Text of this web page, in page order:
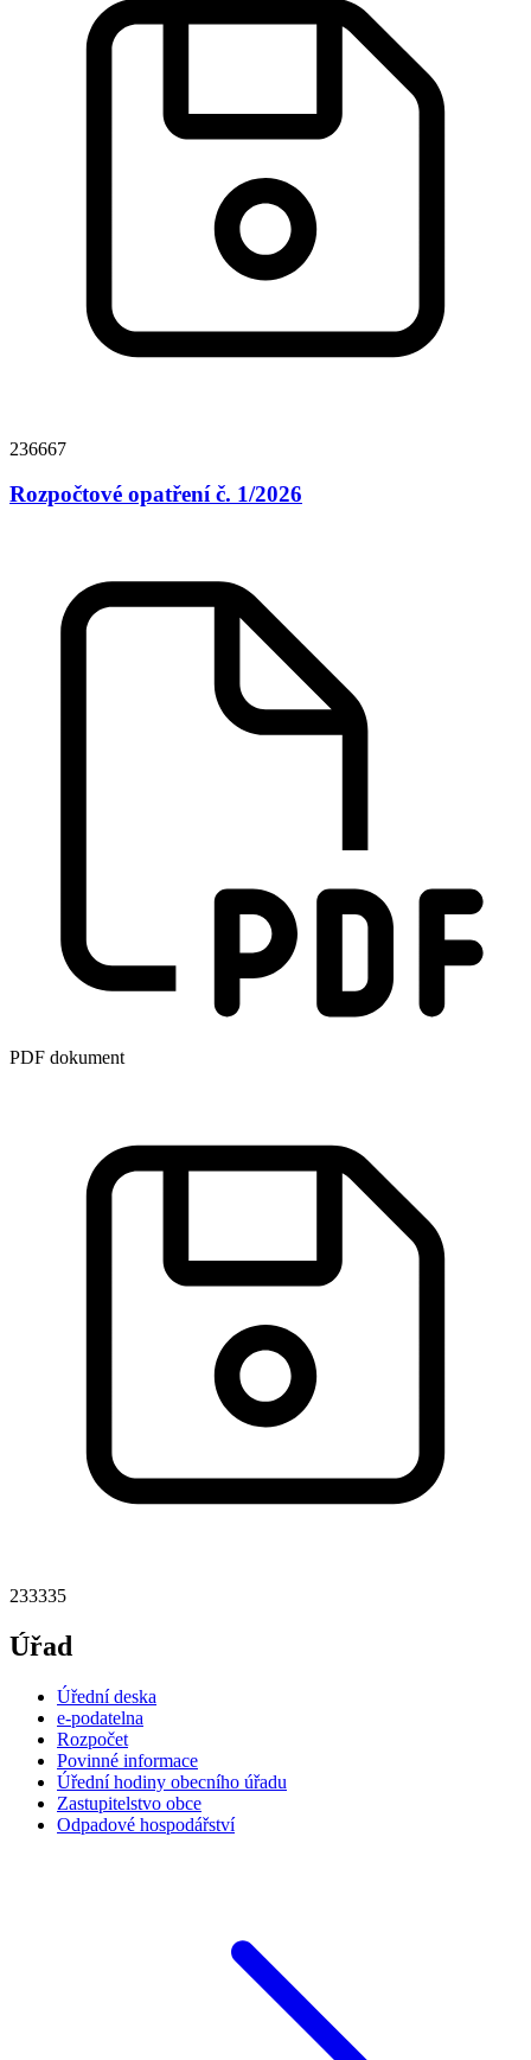
236667
Rozpočtové opatření č. 1/2026
PDF dokument
233335
Úřad
Úřední deska
e-podatelna
Rozpočet
Povinné informace
Úřední hodiny obecního úřadu
Zastupitelstvo obce
Odpadové hospodářství